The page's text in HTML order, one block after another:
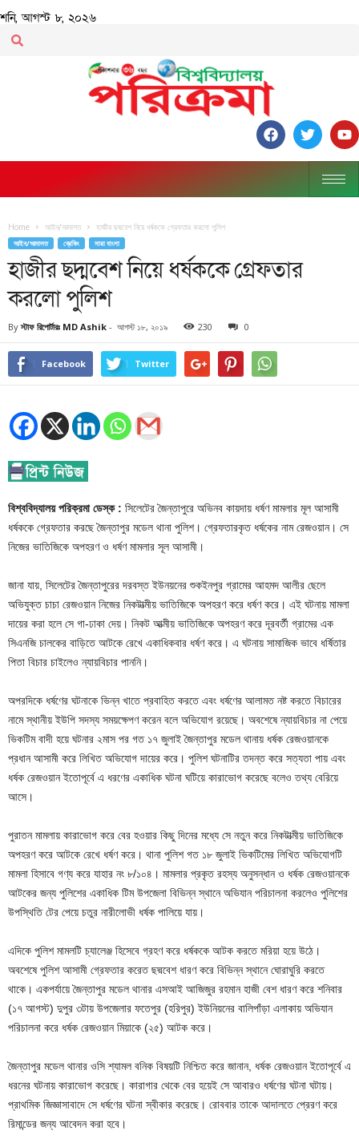
শনি, আগস্ট ৮, ২০২৬
Home আইন/আদালত হাজীর ছদ্মবেশ নিয়ে ধর্ষককে গ্রেফতার করলো পুলিশ
আইন/আদালত ব্রেকিং সারা বাংলা
হাজীর ছদ্মবেশ নিয়ে ধর্ষককে গ্রেফতার
করলো পুলিশ
By স্টাফ রিপোর্টারঃ MD Ashik - আগস্ট ১৮, ২০১৯ 230 0
Facebook Twitter
বিশ্ববিদ্যালয় পরিক্রমা ডেস্ক : সিলেটের জৈন্তাপুরে অভিনব কায়দায় ধর্ষণ মামলার মূল আসামী
ধর্ষককে গ্রেফতার করছে জৈন্তাপুর মডেল থানা পুলিশ। গ্রেফতারকৃত ধর্ষকের নাম রেজওয়ান। সে
নিজের ভাতিজিকে অপহরণ ও ধর্ষণ মামলার সূল আসামী।
জানা যায়, সিলেটের জৈন্তাপুরের দরবস্ত ইউনয়নের শুকইনপুর গ্রামের আহমদ আলীর ছেলে
অভিযুক্ত চাচা রেজওয়ান নিজের নিকটাত্মীয় ভাতিজিকে অপহরণ করে ধর্ষণ করে। এই ঘটনায় মামলা
দায়ের করা হলে সে গা-ঢাকা দেয়। নিকট আত্মীয় ভাতিজিকে অপহরণ করে দূরবর্তী গ্রামের এক
সিএনজি চালকের বাড়িতে আটকে রেখে একাধিকবার ধর্ষণ করে। এ ঘটনায় সামাজিক ভাবে ধর্ষিতার
পিতা বিচার চাইলেও ন্যায়বিচার পাননি।
অপরদিকে ধর্ষণের ঘটনাকে ভিন্ন খাতে প্রবাহিত করতে এবং ধর্ষণের আলামত নষ্ট করতে বিচারের
নামে স্থানীয় ইউপি সদস্য সময়ক্ষেপণ করেন বলে অভিযোগ রয়েছে। অবশেষে ন্যায়বিচার না পেয়ে
ভিকটিম বাদী হয়ে ঘটনার ২মাস পর গত ১৭ জুলাই জৈন্তাপুর মডেল থানায় ধর্ষক রেজওয়ানকে
প্রধান আসামী করে লিখিত অভিযোগ দায়ের করে। পুলিশ ঘটনাটির তদন্ত করে সত্যতা পায় এবং
ধর্ষক রেজওয়ান ইতোপূর্বে এ ধরণের একাধিক ঘটনা ঘটিয়ে কারাভোগ করেছে বলেও তথ্য বেরিয়ে
আসে।
পুরাতন মামলায় কারাভোগ করে বের হওয়ার কিছু দিনের মধ্যে সে নতুন করে নিকটাত্মীয় ভাতিজিকে
অপহরণ করে আটকে রেখে ধর্ষণ করে। থানা পুলিশ গত ১৮ জুলাই ভিকটিমের লিখিত অভিযোগটি
মামলা হিসাবে গণ্য করে যাহার নং ৮/১০৪। মামলার প্রকৃত রহস্য অনুসন্ধান ও ধর্ষক রেজওয়ানকে
আটকের জন্য পুলিশের একাধিক টিম উপজেলা বিভিন্ন স্থানে অভিযান পরিচালনা করলেও পুলিশের
উপস্থিতি টের পেয়ে চতুর নারীলোভী ধর্ষক পালিয়ে যায়।
এদিকে পুলিশ মামলটি চ্যালেঞ্জ হিসেবে গ্রহণ করে ধর্ষককে আটক করতে মরিয়া হয়ে উঠে।
অবশেষে পুলিশ আসামী গ্রেফতার করেত ছদ্মবেশ ধারণ করে বিভিন্ন স্থানে ঘোরাঘুরি করতে
থাকে। একপর্যায়ে জৈন্তাপুর মডেল থানার এসআই আজিজুর রহমান হাজী বেশ ধারণ করে শনিবার
(১৭ আগস্ট) দুপুর ৩টায় উপজেলার ফতেপুর (হরিপুর) ইউনিয়নের বালিপাঁড়া এলাকায় অভিযান
পরিচালনা করে ধর্ষক রেজওয়ান মিয়াকে (২৫) আটক করে।
জৈন্তাপুর মডেল থানার ওসি শ্যামল বনিক বিষয়টি নিশ্চিত করে জানান, ধর্ষক রেজওয়ান ইতোপূর্বে এ
ধরনের ঘটনায় কারাভোগ করেছে। কারাগার থেকে বের হয়েই সে আবারও ধর্ষণের ঘটনা ঘটায়।
প্রাথমিক জিজ্ঞাসাবাদে সে ধর্ষণের ঘটনা স্বীকার করেছে। রোববার তাকে আদালতে প্রেরণ করে
রিমান্ডের জন্য আবেদন করা হবে।